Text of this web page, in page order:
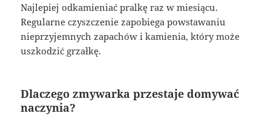
Najlepiej odkamieniać pralkę raz w miesiącu.
Regularne czyszczenie zapobiega powstawaniu
nieprzyjemnych zapachów i kamienia, który może
uszkodzić grzałkę.
Dlaczego zmywarka przestaje domywać
naczynia?